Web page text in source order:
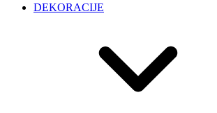
DEKORACIJE